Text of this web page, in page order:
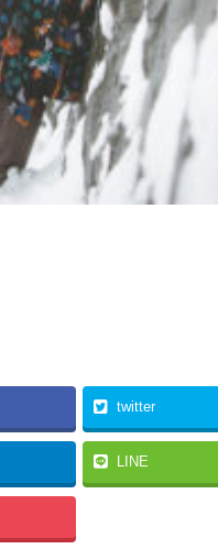
twitter
LINE